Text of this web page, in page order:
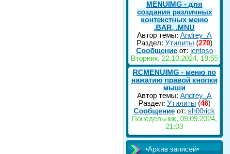
MENUIMG - для
создания различных
контекстных меню
.BAR, .MNU
Автор темы: Andrey_A
Раздел: Утилиты (270)
Сообщениеот: jentoso
Вторник, 22.10.2024, 19:55
RCMENUIMG - меню по
нажатию правой кнопки
мыши
Автор темы: Andrey_A
Раздел: Утилиты (46)
Сообщение от: sh00rick
Понедельник, 09.09.2024,
21:03
•Архив записей•